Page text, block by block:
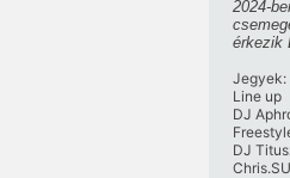
2024-
érkezik
Jegyek:
Line up
DJ
DJ
Chris.SU